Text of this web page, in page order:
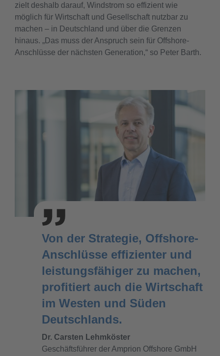
zielt deshalb darauf, Windstrom so effizient wie
möglich für Wirtschaft und Gesellschaft nutzbar zu
machen – in Deutschland und über die Grenzen
hinaus. „Das muss der Anspruch sein für Offshore-
Anschlüsse der nächsten Generation,“ so Peter Barth.
Von der Strategie, Offshore-
Anschlüsse effizienter und
leistungsfähiger zu machen,
profitiert auch die Wirtschaft
im Westen und Süden
Deutschlands.
Dr. Carsten Lehmköster
Geschäftsführer der Amprion Offshore GmbH